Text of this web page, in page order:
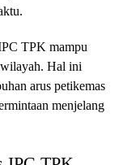
TPK mampu
wilayah. Hal ini
arus petikemas
menjelang